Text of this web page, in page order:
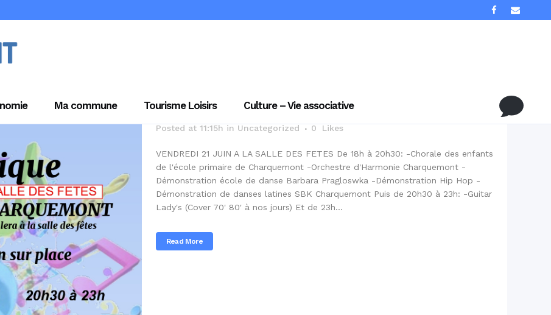
Ma commune Tourisme Loisirs Culture – Vie associative
LE 21 JUIN
Posted at 11:15h in Uncategorized 0 Likes
VENDREDI 21 JUIN A LA SALLE DES FETES De 18h à 20h30: -Chorale des enfants
de l'école primaire de Charquemont -Orchestre d'Harmonie Charquemont -
Démonstration école de danse Barbara Pragloswka -Démonstration Hip Hop -
Démonstration de danses latines SBK Charquemont Puis de 20h30 à 23h: -Guitar
Lady's (Cover 70' 80' à nos jours) Et de 23h...
Read More